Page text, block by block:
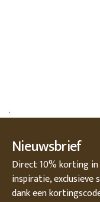
.
Nieuwsbrief
Direct 10% korting in
inspiratie, exclusieve
dank een